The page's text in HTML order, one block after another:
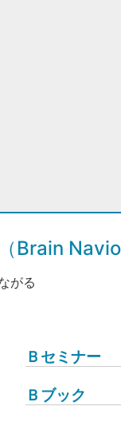
Brain
がる
Ｂセミナー
Ｂブック